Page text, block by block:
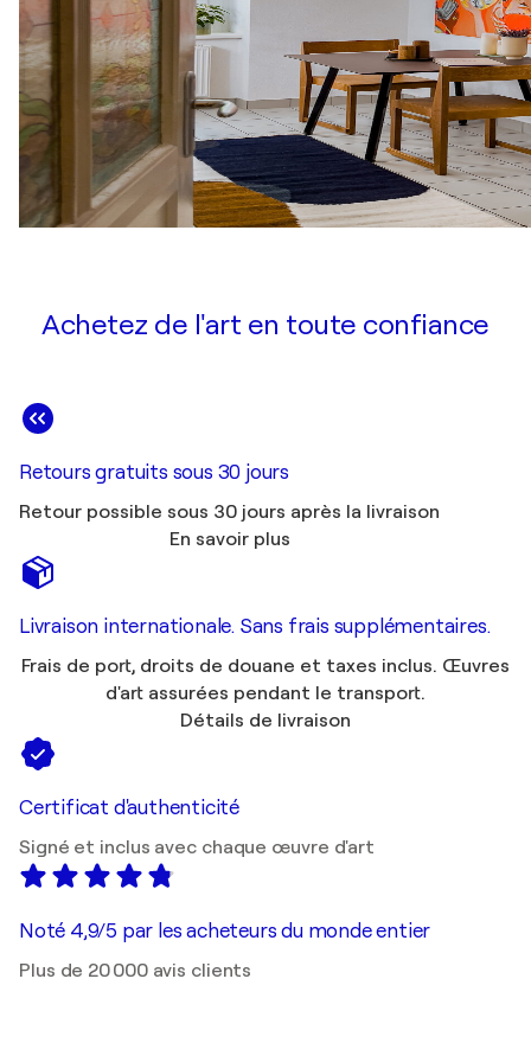
Achetez de l'art en toute confiance
Retours gratuits sous 30 jours
Retour possible sous 30 jours après la livraison
En savoir plus
Livraison internationale. Sans frais supplémentaires.
Frais de port, droits de douane et taxes inclus. Œuvres
d'art assurées pendant le transport.
Détails de livraison
Certificat d'authenticité
Signé et inclus avec chaque œuvre d'art
Noté 4,9/5 par les acheteurs du monde entier
Plus de 20 000 avis clients